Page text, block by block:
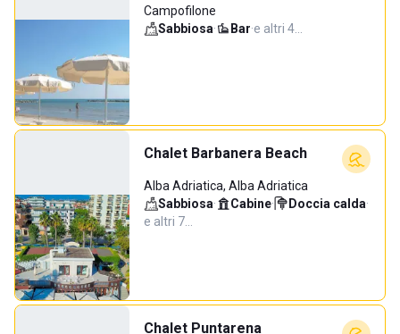
Campofilone
Sabbiosa· Bar·e altri 4…
Chalet Barbanera Beach
Alba Adriatica, Alba Adriatica
Sabbiosa· Cabine· Doccia calda·
e altri 7…
Chalet Puntarena